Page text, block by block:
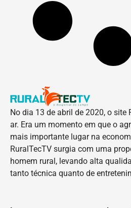
No dia 13 de abril de 2020, o site
ar. Era um momento em que o
mais importante lugar na
RuralTecTV surgia com uma
homem rural, levando alta
tanto técnica quanto de